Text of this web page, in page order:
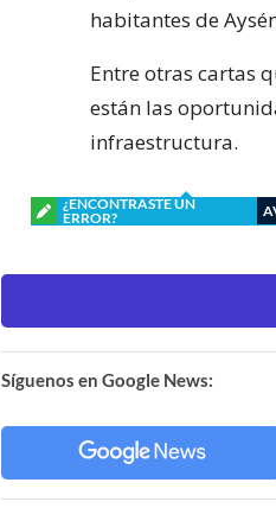
habitantes de
Entre otras cartas
están las
infraestructura.
¿ENCONTRASTE UN
ERROR?
Síguenos en Google News: